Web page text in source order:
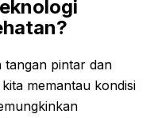
tangan pintar dan
memantau kondisi